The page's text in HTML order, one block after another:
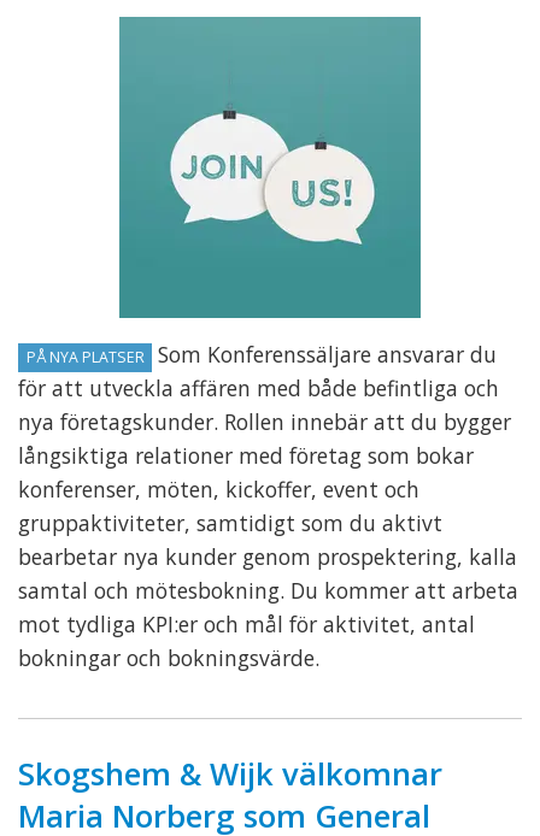
PÅ NYA PLATSER
Som Konferenssäljare ansvarar du
för att utveckla affären med både befintliga och
nya företagskunder. Rollen innebär att du bygger
långsiktiga relationer med företag som bokar
konferenser, möten, kickoffer, event och
gruppaktiviteter, samtidigt som du aktivt
bearbetar nya kunder genom prospektering, kalla
samtal och mötesbokning. Du kommer att arbeta
mot tydliga KPI:er och mål för aktivitet, antal
bokningar och bokningsvärde.
Skogshem & Wijk välkomnar
Maria Norberg som General